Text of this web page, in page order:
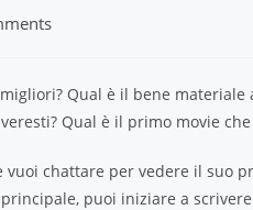
Qual è il bene materiale
Qual è il primo movie
chattare per vedere il suo
puoi iniziare a